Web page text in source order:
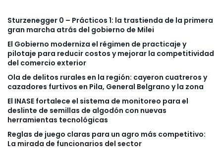
Sturzenegger 0 – Prácticos 1: la trastienda de la primera
gran marcha atrás del gobierno de Milei
El Gobierno moderniza el régimen de practicaje y
pilotaje para reducir costos y mejorar la competitividad
del comercio exterior
Ola de delitos rurales en la región: cayeron cuatreros y
cazadores furtivos en Pila, General Belgrano y la zona
El INASE fortalece el sistema de monitoreo para el
deslinte de semillas de algodón con nuevas
herramientas tecnológicas
Reglas de juego claras para un agro más competitivo:
La mirada de funcionarios del sector